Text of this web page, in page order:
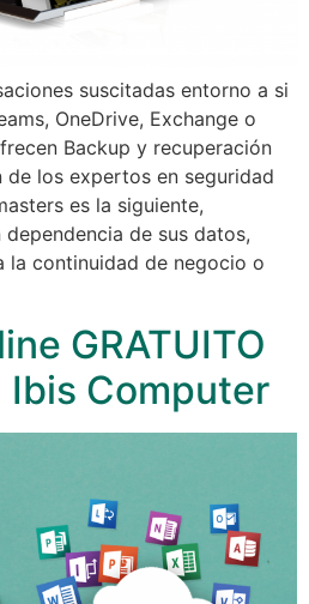
suscitadas entorno a si
OneDrive, Exchange o
Backup y recuperación
los expertos en seguridad
es la siguiente,
de sus datos,
la continuidad de negocio o
GRATUITO
| Ibis Computer